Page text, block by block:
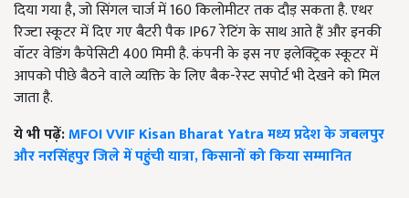
दिया गया है, जो सिंगल चार्ज में 160 किलोमीटर तक दौड़ सकता है. एथर
रिज्टा स्कूटर में दिए गए बैटरी पैक IP67 रेटिंग के साथ आते हैं और इनकी
वॉटर वेडिंग कैपेसिटी 400 मिमी है. कंपनी के इस नए इलेक्ट्रिक स्कूटर में
आपको पीछे बैठने वाले व्यक्ति के लिए बैक-रेस्ट सपोर्ट भी देखने को मिल
जाता है.
ये भी पढ़ें:MFOI VVIF Kisan Bharat Yatra मध्य प्रदेश के जबलपुर
और नरसिंहपुर जिले में पहुंची यात्रा, किसानों को किया सम्मानित